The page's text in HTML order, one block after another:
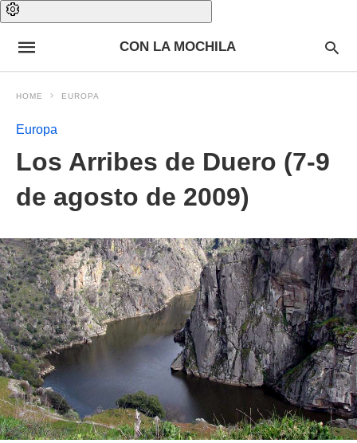
CON LA MOCHILA
HOME EUROPA
Europa
Los Arribes de Duero (7-9
de agosto de 2009)